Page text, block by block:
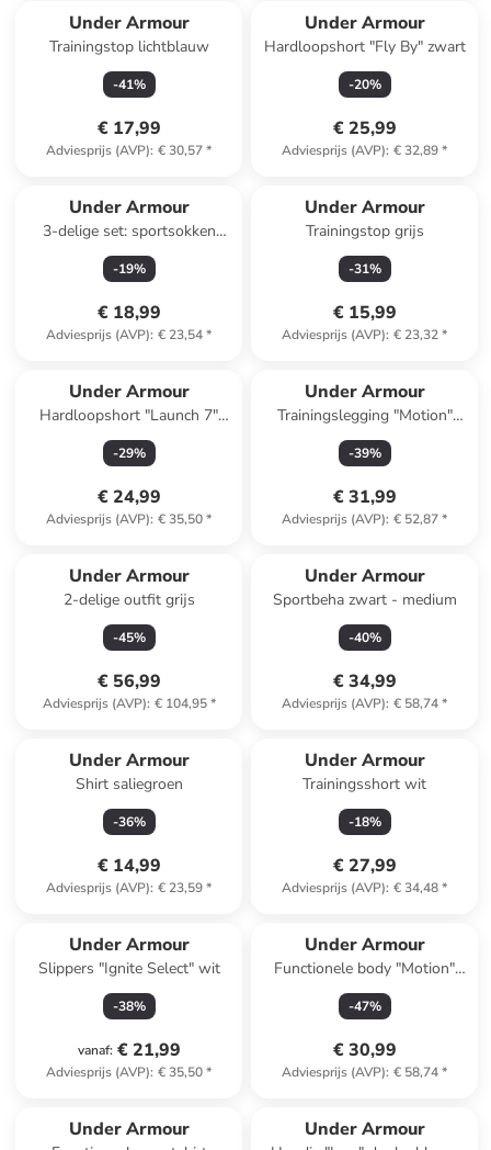
Under Armour
Trainingstop lichtblauw
-41%
€ 17,99
Adviesprijs (AVP): € 30,57*
Under Armour
Hardloopshort "Fly By" zwart
-20%
€ 25,99
Adviesprijs (AVP): € 32,89*
Under Armour
3-delige set: sportsokken
"Run Cushion" zwart
-19%
€ 18,99
Adviesprijs (AVP): € 23,54*
Under Armour
Trainingstop grijs
-31%
€ 15,99
Adviesprijs (AVP): € 23,32*
Under Armour
Hardloopshort "Launch 7"
grijs
-29%
€ 24,99
Adviesprijs (AVP): € 35,50*
Under Armour
Trainingslegging "Motion"
zwart
-39%
€ 31,99
Adviesprijs (AVP): € 52,87*
Under Armour
2-delige outfit grijs
-45%
€ 56,99
Adviesprijs (AVP): € 104,95*
Under Armour
Sportbeha zwart - medium
-40%
€ 34,99
Adviesprijs (AVP): € 58,74*
Under Armour
Shirt saliegroen
-36%
€ 14,99
Adviesprijs (AVP): € 23,59*
Under Armour
Trainingsshort wit
-18%
€ 27,99
Adviesprijs (AVP): € 34,48*
Under Armour
Slippers "Ignite Select" wit
-38%
vanaf: € 21,99
Adviesprijs (AVP): € 35,50*
Under Armour
Functionele body "Motion"
zwart
-47%
€ 30,99
Adviesprijs (AVP): € 58,74*
Under Armour Under Armour